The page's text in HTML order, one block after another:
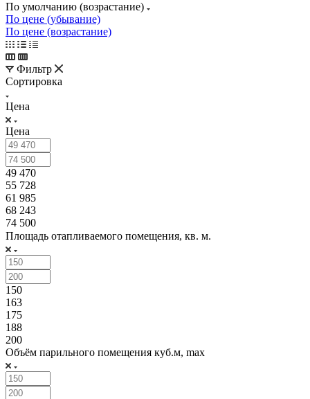
По умолчанию (возрастание)
По цене (убывание)
По цене (возрастание)
Фильтр
Сортировка
Цена
Цена
49 470
55 728
61 985
68 243
74 500
Площадь отапливаемого помещения, кв. м.
150
163
175
188
200
Объём парильного помещения куб.м, max